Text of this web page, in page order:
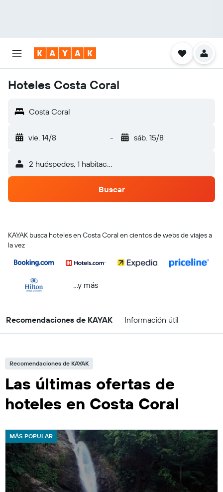
Hoteles Costa Coral
Costa Coral
vie. 14/8 - sáb. 15/8
2 huéspedes, 1 habitación
Buscar
KAYAK busca hoteles en Costa Coral en cientos de webs de viajes a
la vez
...y más
Recomendaciones de KAYAK Información útil
Recomendaciones de KAYAK
Las últimas ofertas de
hoteles en Costa Coral
MÁS POPULAR